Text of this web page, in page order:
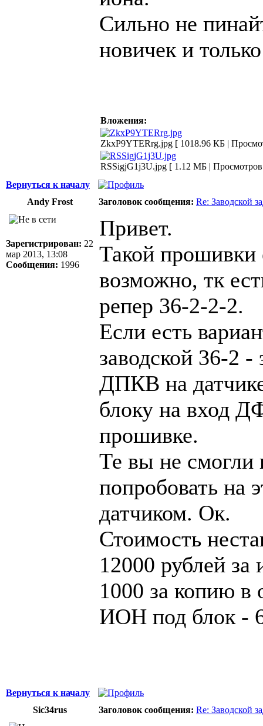
Сильно не
новичек и
Вложения:
ZkxP9YTERrg.jpg [ 1018.96 КБ |
RSSigjG1j3U.jpg [ 1.12 МБ |
Вернуться к началу
Andy Frost
Заголовок сообщения: Re: Заводской
Зарегистрирован: 22
мар 2013, 13:08
Сообщения: 1996
Привет.
Такой прошивки
возможно, тк
репер 36-2-2-2.
Если есть
заводской 36-2
ДПКВ на
блоку на вход
прошивке.
Те вы не смогли
попробовать на
датчиком. Ок.
Стоимость
12000 рублей
1000 за копию
ИОН под блок -
Вернуться к началу
Sic34rus
Заголовок сообщения: Re: Заводской